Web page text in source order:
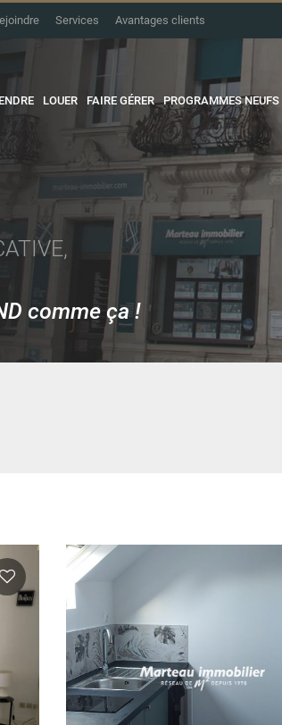
Services Avantages clients
LOUER FAIRE GÉRER PROGRAMMES NEUFS
comme ça !